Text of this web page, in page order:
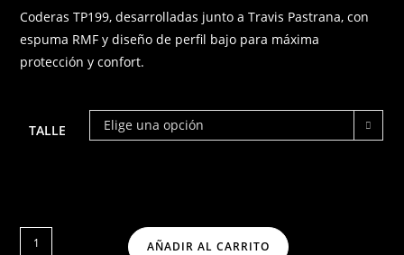
Coderas TP199, desarrolladas junto a Travis Pastrana, con
espuma RMF y diseño de perfil bajo para máxima
protección y confort.
TALLE Elige una opción
AÑADIR AL CARRITO